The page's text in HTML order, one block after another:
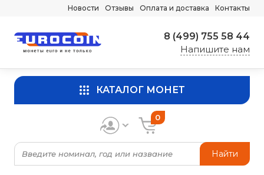
Новости Отзывы Оплата и доставка Контакты
8 (499) 755 58 44
Напишите нам
КАТАЛОГ МОНЕТ
Найти
0